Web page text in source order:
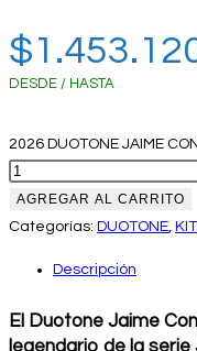
$
DESDE / HASTA
2026 DUOTONE JAIME
AGREGAR AL CARRITO
Categorías: DUOTONE,
Descripción
El Duotone Jaime
legendario de la